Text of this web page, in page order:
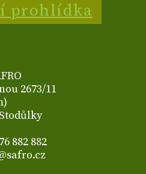
prohlídka
2673/11
882 882